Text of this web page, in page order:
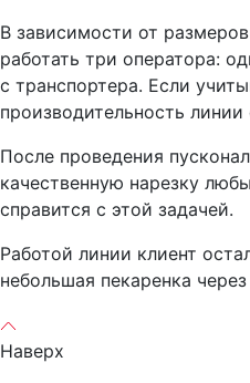
В зависимости от
работать три оператора:
с транспортера. Если
производительность
После проведения
качественную нарезку
справится с этой задачей.
Работой линии клиент
небольшая пекаренка
Наверх